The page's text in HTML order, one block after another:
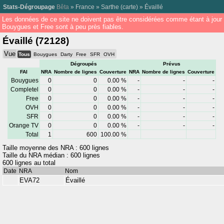
Stats-Dégroupage Bêta » France » Sarthe (carte) » Évaillé
Les données de ce site ne doivent pas être considérées comme étant à
Bouygues et Free sont à peu près fiables.
Évaillé (72128)
Vue Tous Bouygues Darty Free SFR
OVH
Dégroupés
Prévus
FAI
NRA Nombre de lignes Couverture NRA Nombre de lignes Couverture
Bouygues 0 0 0.00 % - -
-
Completel
0 0 0.00 % - -
-
Free
0 0 0.00 % - -
-
OVH
0 0 0.00 % - -
-
SFR
0 0 0.00 % - -
-
Orange TV
0 0 0.00 % - -
-
Total
1 600 100.00 %
Taille moyenne des NRA : 600 lignes
Taille du NRA médian : 600 lignes
600 lignes au total
Date NRA Nom
EVA72 Évaillé